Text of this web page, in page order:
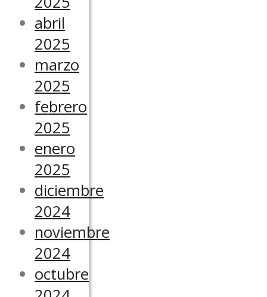
abril
2025
marzo
2025
febrero
2025
enero
2025
diciembre
2024
noviembre
2024
octubre